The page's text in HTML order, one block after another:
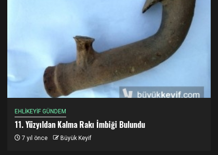
EHLİKEYİF GÜNDEM
11. Yüzyıldan Kalma Rakı İmbiği Bulundu
7 yıl önce Büyük Keyif